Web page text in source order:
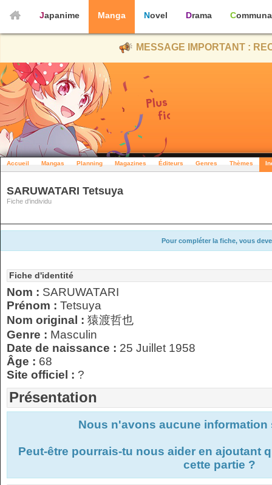
Japanime Manga Novel Drama
MESSAGE IMPORTANT :
Accueil Mangas Planning Magazines Éditeurs Genres Thèmes
SARUWATARI Tetsuya
Fiche d'individu
Pour compléter la fiche, vous
Fiche d'identité
Nom : SARUWATARI
Prénom : Tetsuya
Nom original : 猿渡哲也
Genre : Masculin
Date de naissance : 25 Juillet 1958
Âge : 68
Site officiel : ?
Présentation
Nous n'avons aucune
Peut-être pourrais-tu nous aider en ajoutant
cette partie ?